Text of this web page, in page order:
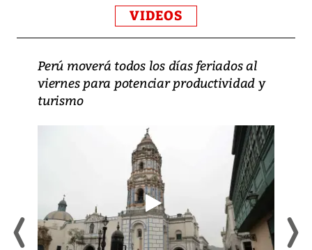
VIDEOS
Perú moverá todos los días feriados al
viernes para potenciar productividad y
turismo